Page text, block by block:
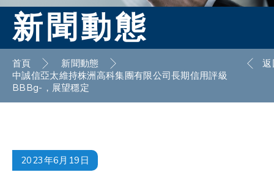
新聞動態
首頁
新聞動態
中誠信亞太維持株洲高科集團有限公司長期信用評級
BBBg-，展望穩定
2023年6月19日